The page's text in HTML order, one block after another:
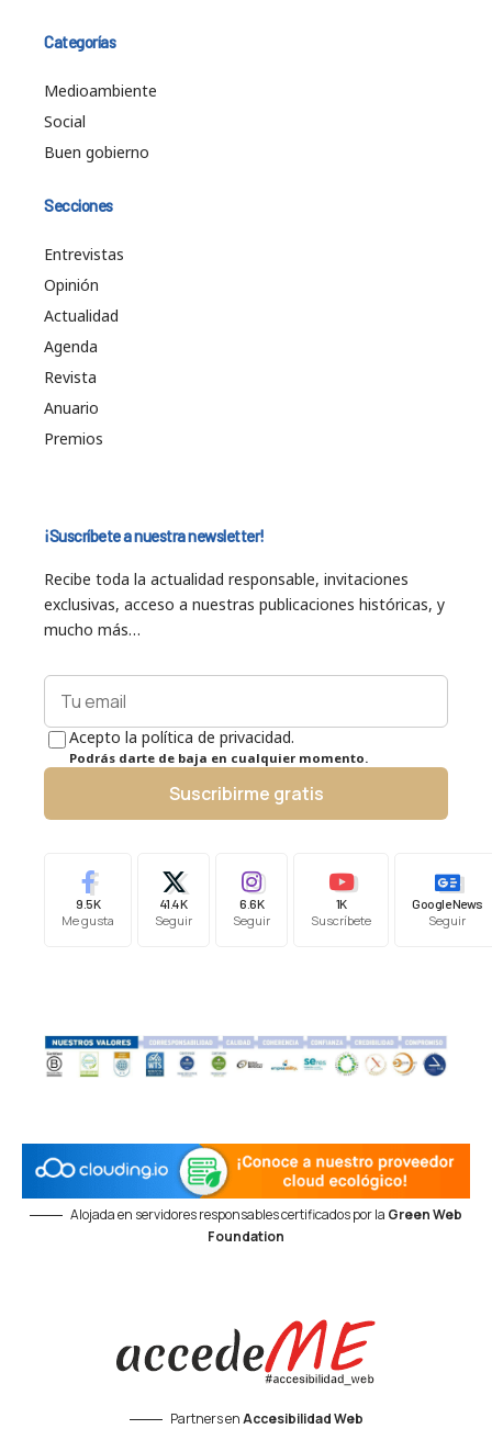
Categorías
Medioambiente
Social
Buen gobierno
Secciones
Entrevistas
Opinión
Actualidad
Agenda
Revista
Anuario
Premios
¡Suscríbete a nuestra newsletter!
Recibe toda la actualidad responsable, invitaciones
exclusivas, acceso a nuestras publicaciones históricas, y
mucho más…
Acepto la política de privacidad.
Podrás darte de baja en cualquier momento.
Suscribirme gratis
9.5K
Me gusta
41.4K
Seguir
6.6K
Seguir
1K
Suscríbete
Google News
Seguir
Alojada en servidores responsables certificados por la Green Web
Foundation
Partners enAccesibilidad Web